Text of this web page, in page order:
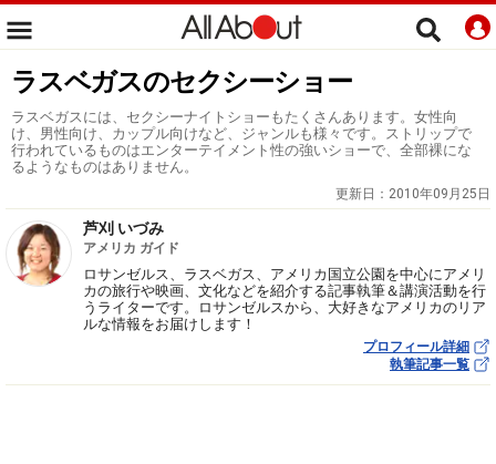
ラスベガスのセクシーショー
ラスベガスには、セクシーナイトショーもたくさんあります。女性向
け、男性向け、カップル向けなど、ジャンルも様々です。ストリップで
行われているものはエンターテイメント性の強いショーで、全部裸にな
るようなものはありません。
更新日： 2010年09月25日
芦刈 いづみ
アメリカ ガイド
ロサンゼルス、ラスベガス、アメリカ国立公園を中心にアメリ
カの旅行や映画、文化などを紹介する記事執筆＆講演活動を行
うライターです。ロサンゼルスから、大好きなアメリカのリア
ルな情報をお届けします！
プロフィール詳細
執筆記事一覧